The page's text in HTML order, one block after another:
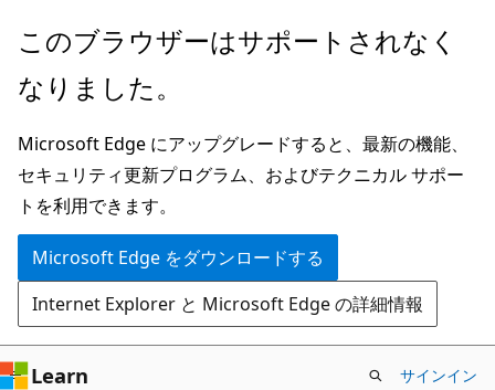
メ
ン
ン
テ
ン
ツ
に
ス
キ
ッ
このブラウザーはサポートされなく
なりました。
Microsoft Edge にアップグレードすると、最新の機能、
セキュリティ更新プログラム、およびテクニカル サポー
トを利用できます。
Microsoft Edge をダウンロードする
Internet Explorer と Microsoft Edge の詳細情報
Learn サインイン